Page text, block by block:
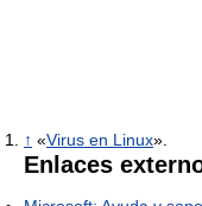
↑ «Virus en Linux».
Enlaces